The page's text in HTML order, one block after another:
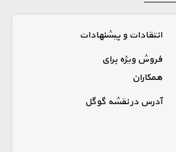
انتقادات و پیشنهادات
فروش ویژه برای
همکاران
آدرس در نقشه گوگل